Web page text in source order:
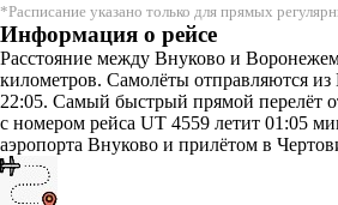
*Расписание указано только для прямых
Информация о рейсе
Расстояние между Внуково и Воронежем
километров. Самолёты отправляются из
22:05. Самый быстрый прямой перелёт
с номером рейса UT 4559 летит 01:05
аэропорта Внуково и прилётом в